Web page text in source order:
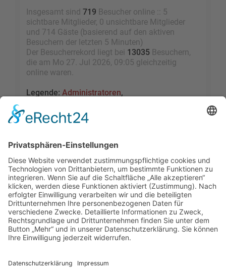
Insgesamt sind 719 Besucher online :: 5
sichtbare Mitglieder, 0 unsichtbare Mitglieder
und 714 Gäste (basierend auf den aktiven
Besuchern der letzten 5 Minuten)
Der Besucherrekord liegt bei 13035 Besuchern,
die am Mo 27. Jul 2026, 09:05 gleichzeitig
online waren.
Legende: Administratoren,
Kürzlich registrierte Benutzer
Beiträge insgesamt
109473
• Themen insgesamt
9528• Mitglieder insgesamt2455• Unser
neuestes Mitglied:sky1005